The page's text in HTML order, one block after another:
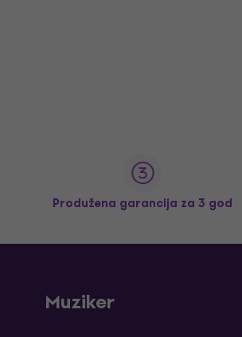
Produžena garancija za 3 god
Muziker